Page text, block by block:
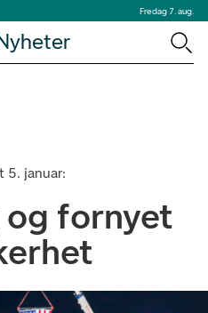
Fredag 7. aug.
5. januar:
og fornyet